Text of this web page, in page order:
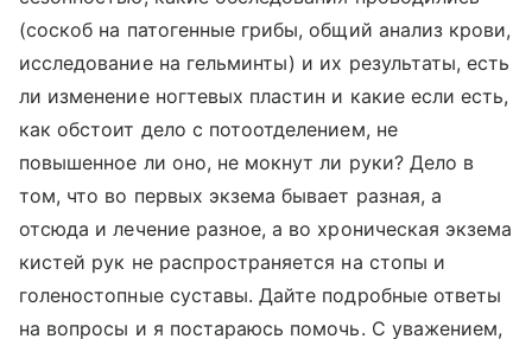
(соскоб на патогенные грибы, общий анализ крови,
исследование на гельминты) и их результаты, есть
ли изменение ногтевых пластин и какие если есть,
как обстоит дело с потоотделением, не
повышенное ли оно, не мокнут ли руки? Дело в
том, что во первых экзема бывает разная, а
отсюда и лечение разное, а во хроническая экзема
кистей рук не распространяется на стопы и
голеностопные суставы. Дайте подробные ответы
на вопросы и я постараюсь помочь. С уважением,